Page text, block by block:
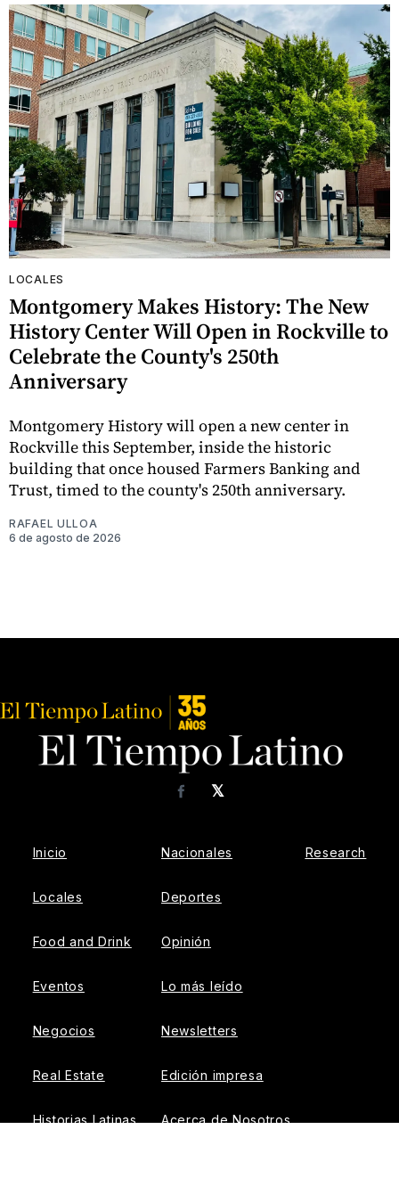
LOCALES
Montgomery Makes History: The New
History Center Will Open in Rockville to
Celebrate the County's 250th
Anniversary
Montgomery History will open a new center in
Rockville this September, inside the historic
building that once housed Farmers Banking and
Trust, timed to the county's 250th anniversary.
RAFAEL ULLOA
6 de agosto de 2026
𝕏
Facebook
Inicio
Locales
Food and Drink
Eventos
Negocios
Real Estate
Historias Latinas
Nacionales
Deportes
Opinión
Lo más leído
Newsletters
Edición impresa
Acerca de Nosotros
Research